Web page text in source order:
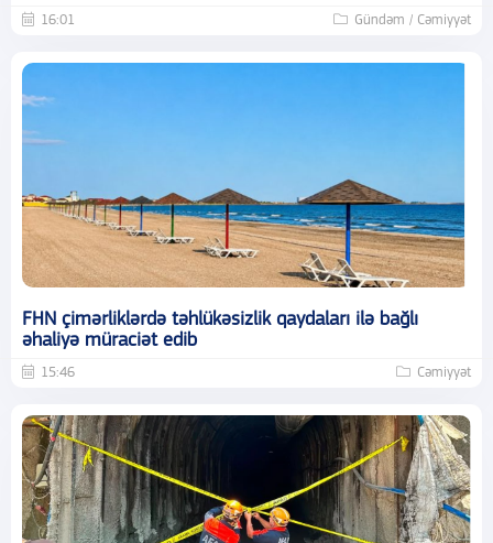
16:01 Gündəm / Cəmiyyət
FHN çimərliklərdə təhlükəsizlik qaydaları ilə bağlı
əhaliyə müraciət edib
15:46 Cəmiyyət